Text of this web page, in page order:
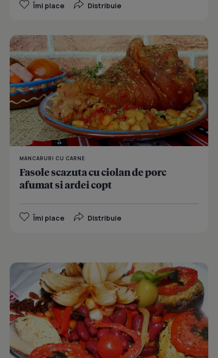
Îmi place Distribuie
MANCARURI CU CARNE
Fasole scazuta cu ciolan de porc
afumat si ardei copt
Îmi place Distribuie